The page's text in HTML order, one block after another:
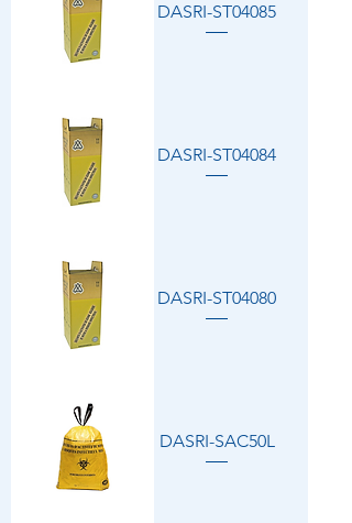
DASRI-ST04085
DASRI-ST04084
DASRI-ST04080
DASRI-SAC50L